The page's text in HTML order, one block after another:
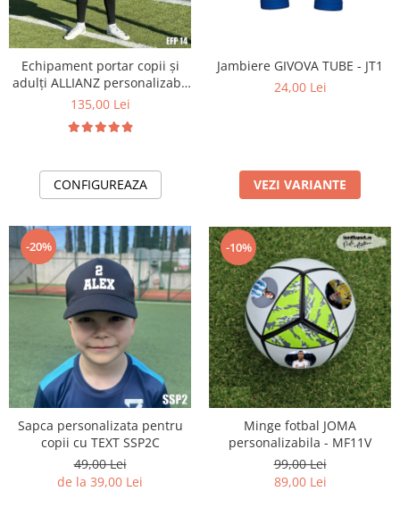
Echipament portar copii și
adulți ALLIANZ personalizabil
EFP14
135,00 Lei
CONFIGUREAZA
Jambiere GIVOVA TUBE - JT1
24,00 Lei
VEZI VARIANTE
-20%
Sapca personalizata pentru
copii cu TEXT SSP2C
49,00 Lei
de la 39,00 Lei
-10%
Minge fotbal JOMA
personalizabila - MF11V
99,00 Lei
89,00 Lei